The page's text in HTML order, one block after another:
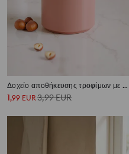
Δοχείο αποθήκευσης τροφίμων με καπάκι
1,99 EUR 3,99EUR